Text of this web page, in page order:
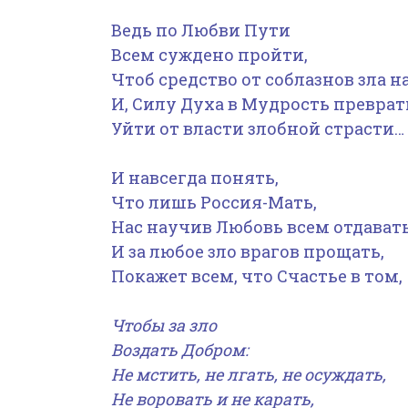
Ведь по Любви Пути
Всем суждено пройти,
Чтоб средство от соблазнов зла
И, Силу Духа в Мудрость
Уйти от власти злобной страсти…
И навсегда понять,
Что лишь Россия-Мать,
Нас научив Любовь всем
И за любое зло врагов прощать,
Покажет всем, что Счастье в том,
Чтобы за зло
Воздать Добром:
Не мстить, не лгать, не осуждать,
Не воровать и не карать,